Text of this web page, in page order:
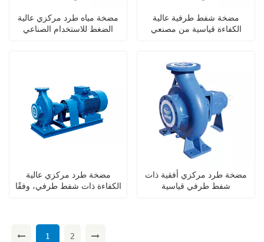
مضخة مياه طرد مركزي عالية
الضغط للاستخدام الصناعي
مضخة شفط طرفية عالية
الكفاءة قياسية من مصنعي
والتهوية وتكييف الهواء للري
مضخة طرد مركزي عالية
الكفاءة ذات شفط طرفي، وفقًا
مضخة طرد مركزي أفقية ذات
شفط طرفي قياسية
1 2